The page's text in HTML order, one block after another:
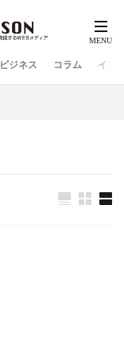
ビジネス コラム イン